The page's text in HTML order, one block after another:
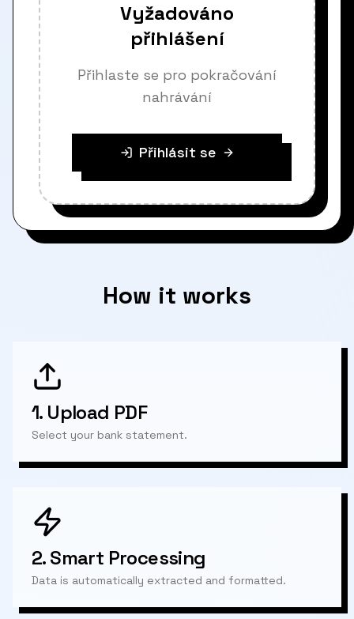
Vyžadováno
přihlášení
Přihlaste se pro pokračování
nahrávání
Přihlásit se
How it works
1. Upload PDF
Select your bank statement.
2.Smart Processing
Data is automatically extracted and formatted.